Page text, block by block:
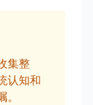
集整
认知和